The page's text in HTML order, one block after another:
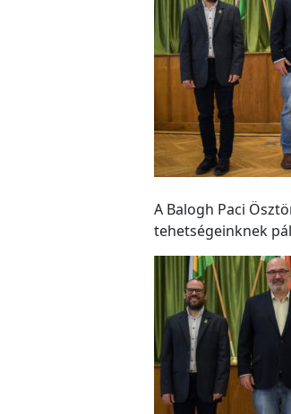
A Balogh Paci
tehetségeinknek